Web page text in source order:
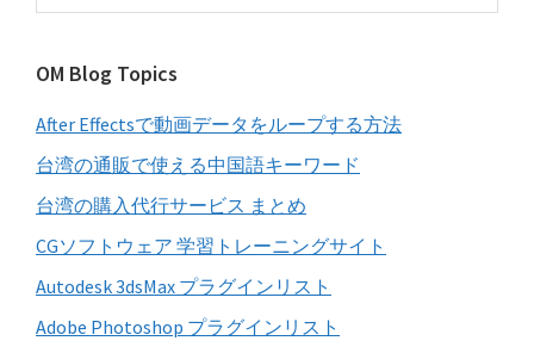
バ
ー
ト
検
索
す
る
OM Blog Topics
After Effectsで動画データをループする方法
台湾の通販で使える中国語キーワード
台湾の購入代行サービス まとめ
CGソフトウェア 学習トレーニングサイト
Autodesk 3dsMax プラグインリスト
Adobe Photoshop プラグインリスト